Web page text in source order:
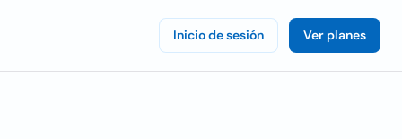
Inicio de sesión Ver planes